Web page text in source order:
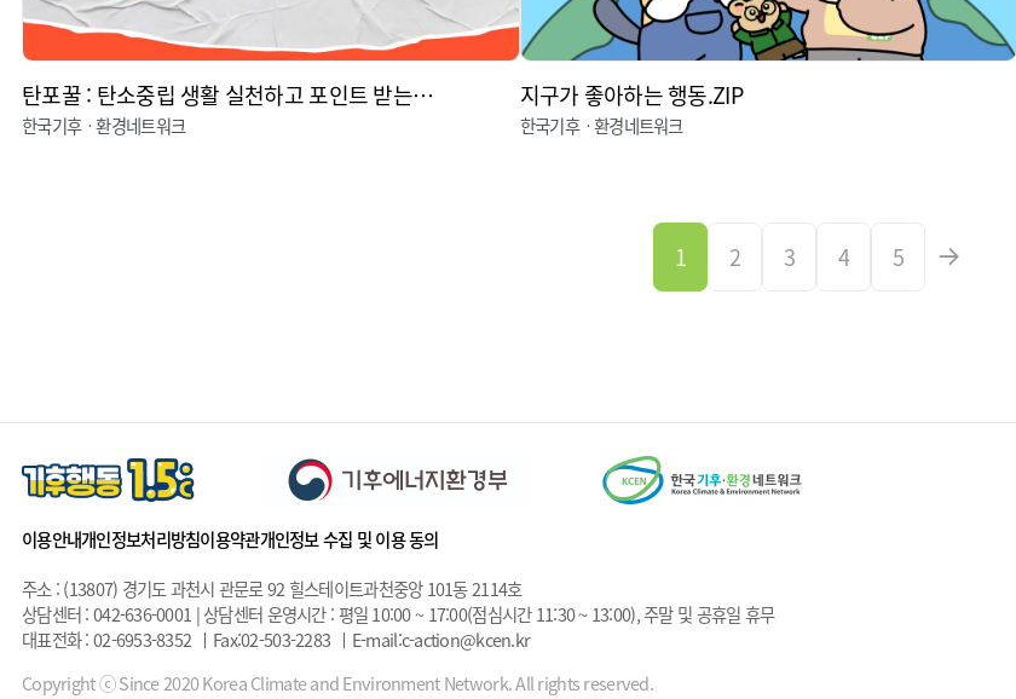
탄포꿀 : 탄소중립 생활 실천하고 포인트 받는 꿀팁
한국기후ㆍ환경네트워크
지구가 좋아하는 행동.ZIP
한국기후ㆍ환경네트워크
1 2 3 4 5
이용안내개인정보처리방침이용약관개인정보 수집 및 이용 동의
주소 : (13807) 경기도 과천시 관문로 92 힐스테이트과천중앙 101동 2114호
상담센터 : 042-636-0001 | 상담센터 운영시간 : 평일 10:00 ~ 17:00(점심시간 11:30 ~ 13:00), 주말 및 공휴일 휴무
대표전화 : 02-6953-8352
Fax:02-503-2283
E-mail:c-action@kcen.kr
Copyright ⓒ Since 2020 Korea Climate and Environment Network. All rights reserved.